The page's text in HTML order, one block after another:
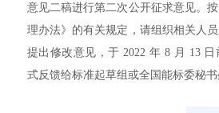
意见二稿进行第二次公开征求意见。
理办法》的有关规定，请组织相关人
提出修改意见，于 2022 年 8 月 13
式反馈给标准起草组或全国能标委秘书